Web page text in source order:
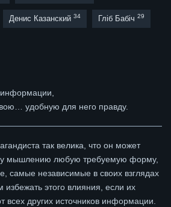
Денис Казанский 34 Гліб Бабіч 29
удобную для него правду.
так велика, что он может
мышлению любую требуемую форму,
самые независимые в своих взглядах
этого влияния, если их
всех других источников информации.